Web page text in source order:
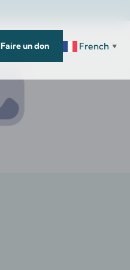
Faire un don French ▼